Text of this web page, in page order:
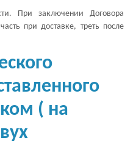
При заключении Договора
при доставке, треть после
( на